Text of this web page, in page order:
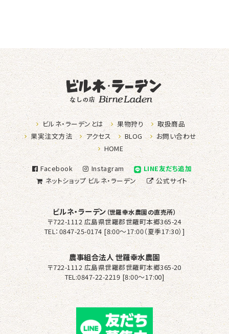
なしの店ビ
ビルネ・ラーデンとは 果物狩り
取扱商品
果実注文方法
アクセス BLOG
お問い合わせ
HOME
Facebook Instagram
LINE友だち追加
ネットショップビルネ・ラーデン 公式サイト
ビルネ・ラーデン（世羅幸水農園の直売所）
〒722-1112 広島県世羅郡世羅町本郷365-24
TEL：0847-25-0174 [8:00～17:00（夏季17:30）]
農事組合法人 世羅幸水農園
〒722-1112 広島県世羅郡世羅町本郷365-20
TEL:0847-22-2219 [8:00〜17:00]